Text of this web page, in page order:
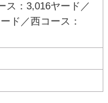
ス：3,016ヤード／
ド／西コース：